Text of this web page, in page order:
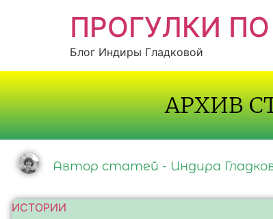
ПРОГУЛКИ
Блог Индиры Гладковой
АРХИВ
Автор статей - Индира
ИСТОРИИ